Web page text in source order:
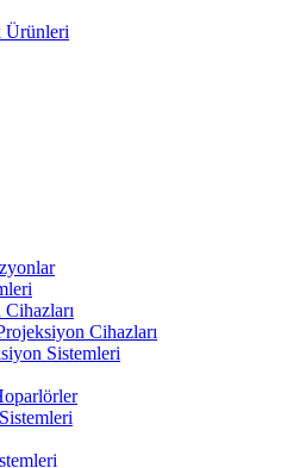
Ürünleri
Cihazları
Sistemleri